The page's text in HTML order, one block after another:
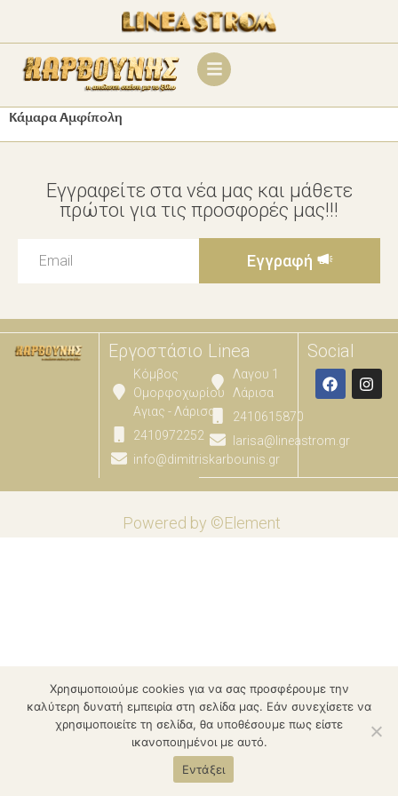
Κάμαρα Αμφίπολη
Εγγραφείτε στα νέα μας και μάθετε
πρώτοι για τις προσφορές μας!!!
Εγγραφή
Εργοστάσιο
Κόμβος
Ομορφοχωρίου
Αγιας - Λάρισας
2410972252
info@dimitriskarbounis.gr
Linea
Λαγου 1
Λάρισα
2410615870
larisa@lineastrom.gr
Social
Powered by ©Element
Χρησιμοποιούμε cookies για να σας προσφέρουμε την
καλύτερη δυνατή εμπειρία στη σελίδα μας. Εάν συνεχίσετε να
χρησιμοποιείτε τη σελίδα, θα υποθέσουμε πως είστε
ικανοποιημένοι με αυτό.
Εντάξει